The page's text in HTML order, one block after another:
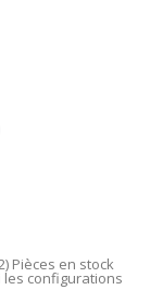
Pièces en stock
les configurations